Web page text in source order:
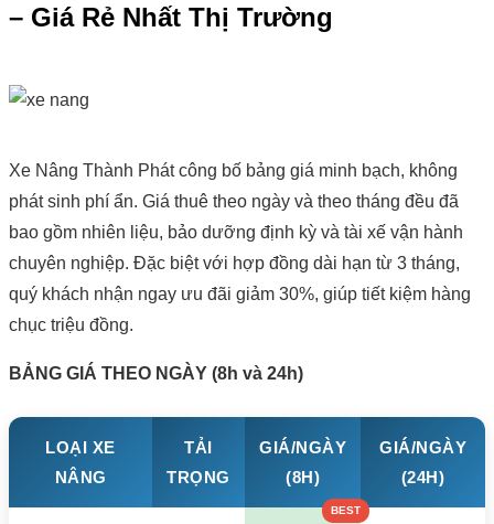
– Giá Rẻ Nhất Thị Trường
Xe Nâng Thành Phát công bố bảng giá minh bạch, không
phát sinh phí ẩn. Giá thuê theo ngày và theo tháng đều đã
bao gồm nhiên liệu, bảo dưỡng định kỳ và tài xế vận hành
chuyên nghiệp. Đặc biệt với hợp đồng dài hạn từ 3 tháng,
quý khách nhận ngay ưu đãi giảm 30%, giúp tiết kiệm hàng
chục triệu đồng.
BẢNG GIÁ THEO NGÀY (8h và 24h)
LOẠI XE
NÂNG
TẢI
TRỌNG
GIÁ/NGÀY
(8H)
GIÁ/NGÀY
(24H)